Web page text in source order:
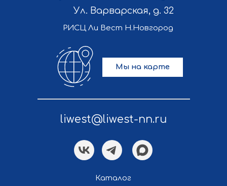
liwest@liwest-nn.ru
Каталог
Мы на карте
Ул. Варварская, д. 32
РИСЦ Ли Вест Н.Новгород
Политика конфиденциальности
Разработка и продвижение сайта